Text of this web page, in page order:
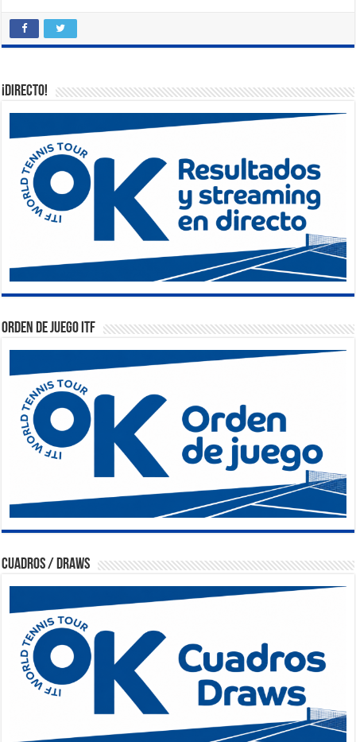
¡DIRECTO!
Orden de Juego ITF
Cuadros / Draws